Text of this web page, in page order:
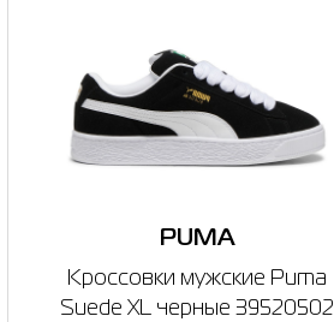
PUMA
Кроссовки мужские Puma
Suede XL черные 39520502